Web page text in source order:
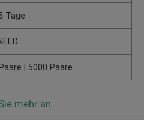
Tage
| 5000 Paare
mehr an